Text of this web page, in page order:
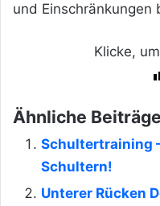
und Einschränkungen
Klicke,
Ähnliche
Schultertraining
Schultern!
Unterer Rücken